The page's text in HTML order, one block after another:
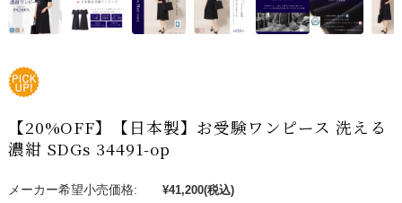
【20%OFF】【日本製】お受験ワンピース 洗える
濃紺 SDGs 34491-op
メーカー希望小売価格: ¥41,200(税込)